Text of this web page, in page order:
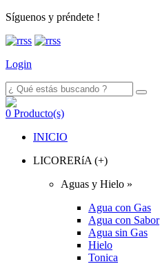
Síguenos y préndete !
Login
0 Producto(s)
INICIO
LICORERíA (+)
Aguas y Hielo »
Agua con Gas
Agua con Sabor
Agua sin Gas
Hielo
Tonica